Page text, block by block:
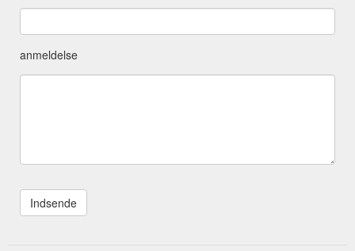
anmeldelse